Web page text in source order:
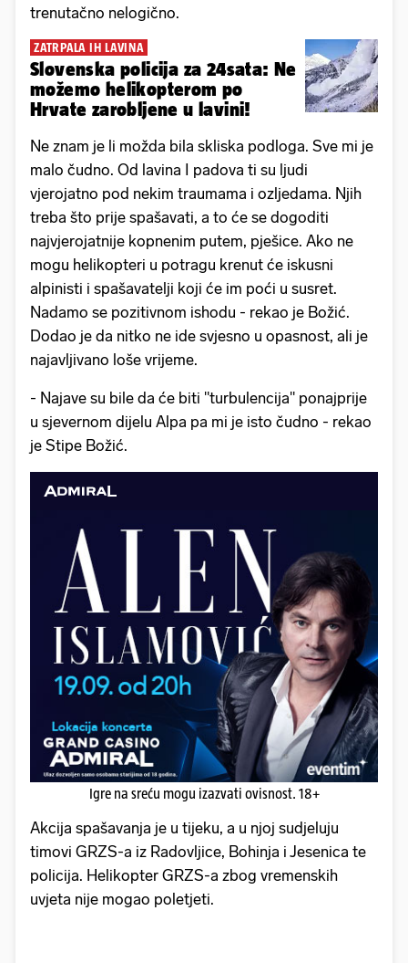
trenutačno nelogično.
ZATRPALA IH LAVINA
Slovenska policija za 24sata: Ne
možemo helikopterom po
Hrvate zarobljene u lavini!
Ne znam je li možda bila skliska podloga. Sve mi je
malo čudno. Od lavina I padova ti su ljudi
vjerojatno pod nekim traumama i ozljedama. Njih
treba što prije spašavati, a to će se dogoditi
najvjerojatnije kopnenim putem, pješice. Ako ne
mogu helikopteri u potragu krenut će iskusni
alpinisti i spašavatelji koji će im poći u susret.
Nadamo se pozitivnom ishodu - rekao je Božić.
Dodao je da nitko ne ide svjesno u opasnost, ali je
najavljivano loše vrijeme.
- Najave su bile da će biti "turbulencija" ponajprije
u sjevernom dijelu Alpa pa mi je isto čudno - rekao
je Stipe Božić.
Igre na sreću mogu izazvati ovisnost. 18+
Akcija spašavanja je u tijeku, a u njoj sudjeluju
timovi GRZS-a iz Radovljice, Bohinja i Jesenica te
policija. Helikopter GRZS-a zbog vremenskih
uvjeta nije mogao poletjeti.